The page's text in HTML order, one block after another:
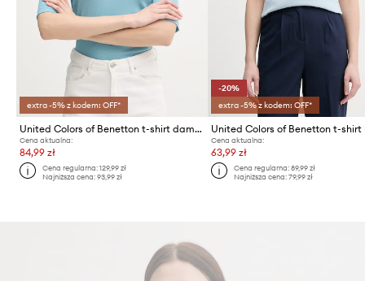
extra -5% z kodem: OFF*
United Colors of Benetton t-shirt damski bawełniany
Cena aktualna:
84,99 zł
Cena regularna:129,99 zł
Najniższa cena:93,99 zł
-20%
extra -5% z kodem: OFF*
Cena aktualna:
63,99 zł
Cena regularna: 89,99 zł
Najniższa cena: 79,99 zł